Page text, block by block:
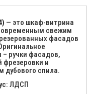
— это шкаф-витрина
свежим
фасадов
– ручки фасадов,
и
дубового спила.
ЛДСП